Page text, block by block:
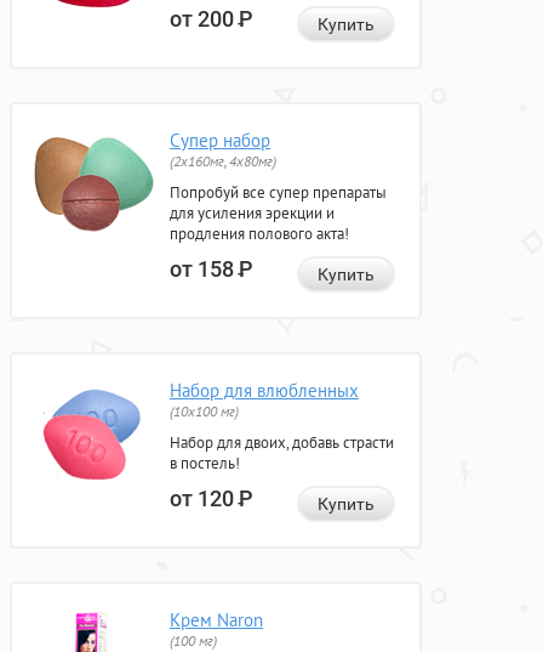
от 200Р Купить
Супер набор
(2х160мг, 4х80мг)
Попробуй все супер препараты
для усиления эрекции и
продления полового акта!
от 158Р Купить
Набор для влюбленных
(10х100 мг)
Набор для двоих, добавь страсти
в постель!
от 120Р Купить
Крем Naron
(100 мг)